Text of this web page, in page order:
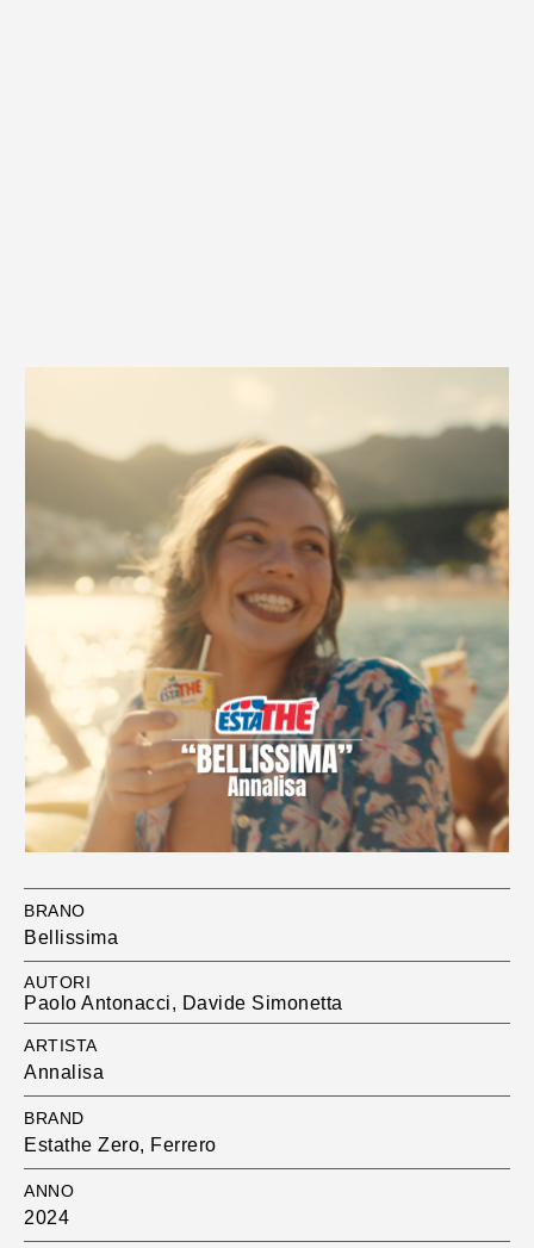
BRANO
Bellissima
AUTORI
Paolo Antonacci, Davide Simonetta
ARTISTA
Annalisa
BRAND
Estathe Zero, Ferrero
ANNO
2024